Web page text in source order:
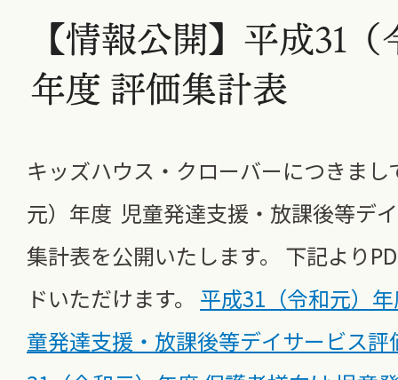
【情報公開】平成31
年度 評価集計表
キッズハウス・クローバーにつきまし
元）年度 児童発達支援・放課後等デ
集計表を公開いたします。 下記より
ドいただけます。 平成31（令和元）
童発達支援・放課後等デイサービス評